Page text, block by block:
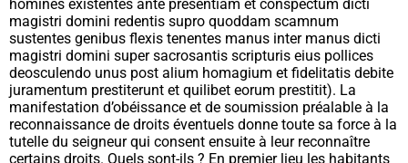
homines existentes ante presentiam et conspectum dicti
magistri domini redentis supro quoddam scamnum
sustentes genibus flexis tenentes manus inter manus dicti
magistri domini super sacrosantis scripturis eius pollices
deosculendo unus post alium homagium et fidelitatis debite
juramentum prestiterunt et quilibet eorum prestitit). La
manifestation d’obéissance et de soumission préalable à la
reconnaissance de droits éventuels donne toute sa force à la
tutelle du seigneur qui consent ensuite à leur reconnaître
certains droits. Quels sont-ils ? En premier lieu les habitants